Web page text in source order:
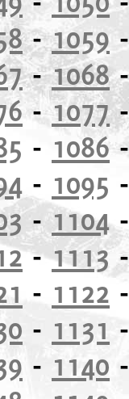
-1059
-1068
-1077
- 1086
- 1095
- 1104
-1113
- 1122
- 1131
- 1140